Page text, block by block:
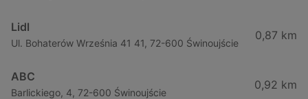
Lidl
Ul. Bohaterów Września 41 41, 72-600 Świnoujście
0,87 km
ABC
Barlickiego, 4, 72-600 Świnoujście
0,92 km